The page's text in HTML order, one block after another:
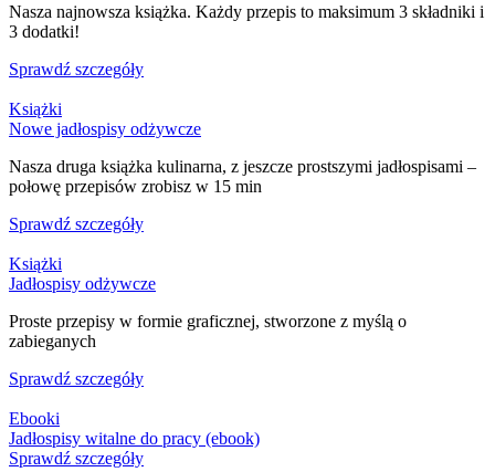
Nasza najnowsza książka. Każdy przepis to maksimum 3 składniki i
3 dodatki!
Sprawdź szczegóły
Książki
Nowe jadłospisy odżywcze
Nasza druga książka kulinarna, z jeszcze prostszymi jadłospisami –
połowę przepisów zrobisz w 15 min
Sprawdź szczegóły
Książki
Jadłospisy odżywcze
Proste przepisy w formie graficznej, stworzone z myślą o
zabieganych
Sprawdź szczegóły
Ebooki
Jadłospisy witalne do pracy (ebook)
Sprawdź szczegóły